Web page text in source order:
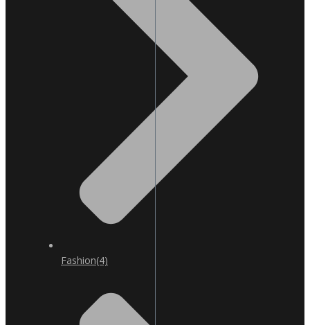
Fashion(4)